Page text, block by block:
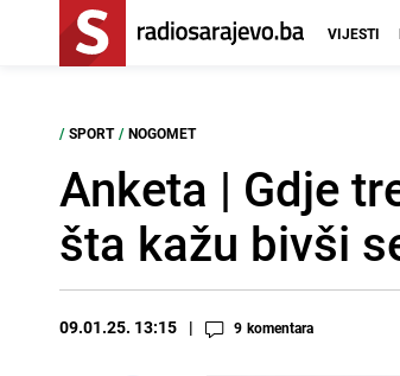
VIJESTI
/ SPORT / NOGOMET
Anketa | Gdje
šta kažu bivši
09.01.25. 13:15 9 komentara